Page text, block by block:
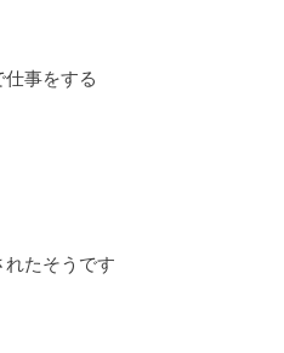
事をする
たそうです